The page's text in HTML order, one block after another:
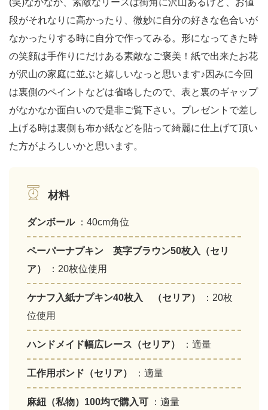
(笑)なかなか、素敵なリースは街角に沢山あるけど、お値
段がそれなりに高かったり、微妙に自分の好きな色合いが
なかったりする時に自分で作ってみる。形になってきた時
の笑顔は手作りにだけある素敵なご褒美！紙で出来たお花
が沢山の家庭に並ぶと嬉しいなっと思います♪因みに今回
は裏側のペイントなどは省略したので、表と裏のギャップ
がなかなか面白いので是非ご覧下さい。プレゼントで差し
上げる時は裏側も布か紙などを貼って綺麗に仕上げて頂い
た方がよろしいかと思います。
材料
ダンボール ：40cm角位
ペーパーナプキン 英字ブラウン50枚入（セリ
ア）
：20枚位使用
ケナフ入紙ナプキン40枚入 （セリア）
：20枚
位使用
ハンドメイド幅広レース（セリア） ：適量
工作用ボンド（セリア） ：適量
麻紐（私物）100均で購入可 ：適量